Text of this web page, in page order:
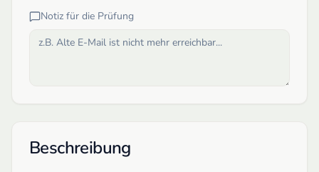
Notiz für die Prüfung
Beschreibung